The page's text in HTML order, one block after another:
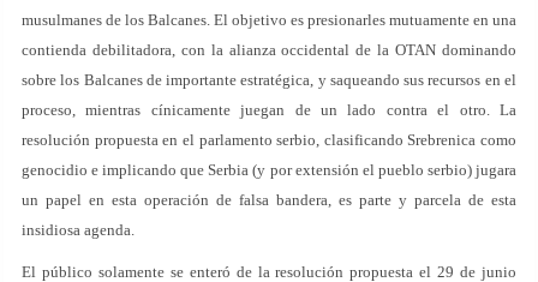
musulmanes de los Balcanes. El objetivo es presionarles mutuamente en una
contienda debilitadora, con la alianza occidental de la OTAN dominando
sobre los Balcanes de importante estratégica, y saqueando sus recursos en el
proceso, mientras cínicamente juegan de un lado contra el otro. La
resolución propuesta en el parlamento serbio, clasificando Srebrenica como
genocidio e implicando que Serbia (y por extensión el pueblo serbio) jugara
un papel en esta operación de falsa bandera, es parte y parcela de esta
insidiosa agenda.
El público solamente se enteró de la resolución propuesta el 29 de junio